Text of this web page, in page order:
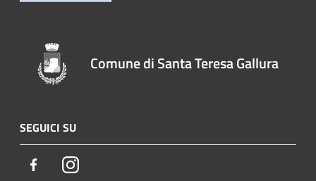
Comune di Santa Teresa Gallura
SEGUICI SU
FacebookInstagram